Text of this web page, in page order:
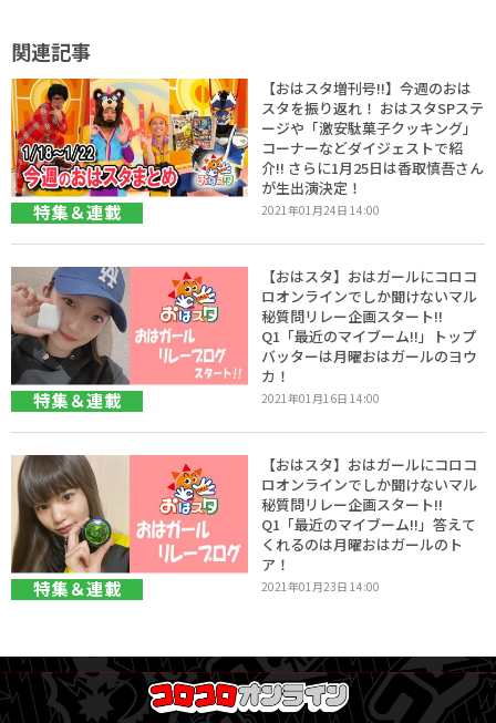
関連記事
特集＆連載
【おはスタ増刊号!!】今週のおは
スタを振り返れ！ おはスタSPステ
ージや「激安駄菓子クッキング」
コーナーなどダイジェストで紹
介!! さらに1月25日は香取慎吾さん
が生出演決定！
2021年01月24日 14:00
特集＆連載
【おはスタ】おはガールにコロコ
ロオンラインでしか聞けないマル
秘質問リレー企画スタート!!
Q1「最近のマイブーム!!」トップ
バッターは月曜おはガールのヨウ
カ！
2021年01月16日 14:00
特集＆連載
【おはスタ】おはガールにコロコ
ロオンラインでしか聞けないマル
秘質問リレー企画スタート!!
Q1「最近のマイブーム!!」答えて
くれるのは月曜おはガールのト
ア！
2021年01月23日 14:00